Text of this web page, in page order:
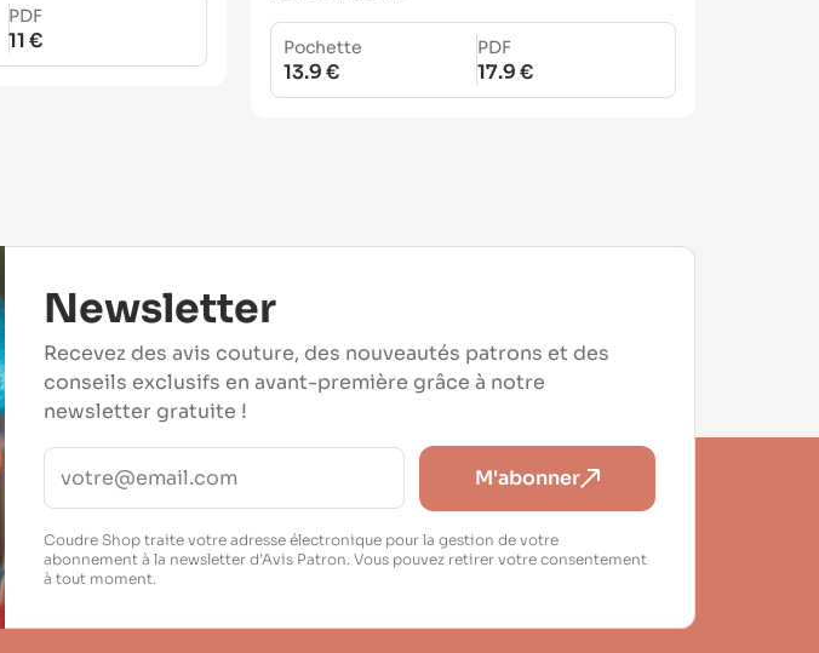
PDF
11 € Pochette
13.9 €
PDF
17.9 €
Newsletter
Recevez des avis couture, des nouveautés patrons et des
conseils exclusifs en avant-première grâce à notre
newsletter gratuite !
M'abonner
Coudre Shop traite votre adresse électronique pour la gestion de votre
abonnement à la newsletter d’Avis Patron. Vous pouvez retirer votre consentement
à tout moment.